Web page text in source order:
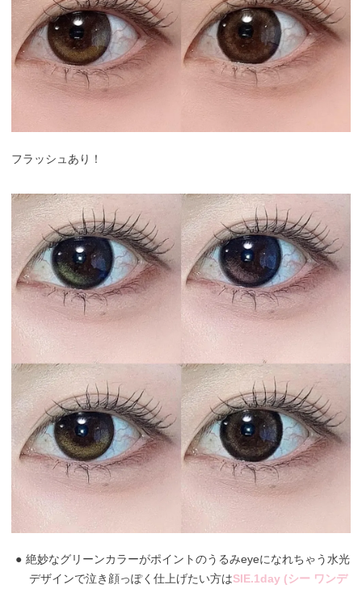
フラッシュあり！
絶妙なグリーンカラーがポイントのうるみeyeになれちゃう水光
デザインで泣き顔っぽく仕上げたい方はSIE.1day (シー ワンデ